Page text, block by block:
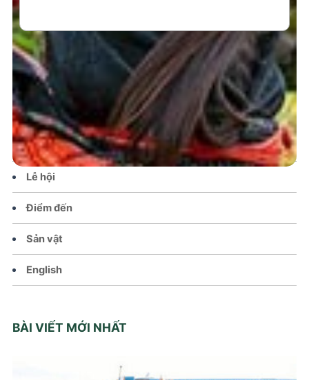
Trang chủ
Tin tức – Sự kiện
Chính sách
Văn hoá – Đời sống
Lễ hội
Điểm đến
Sản vật
English
BÀI VIẾT MỚI NHẤT